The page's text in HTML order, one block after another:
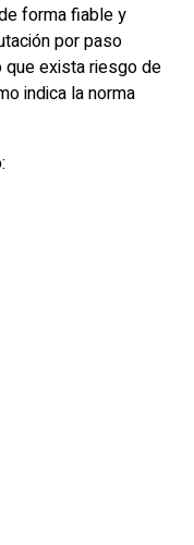
forma fiable y
por paso
que exista riesgo de
indica la norma